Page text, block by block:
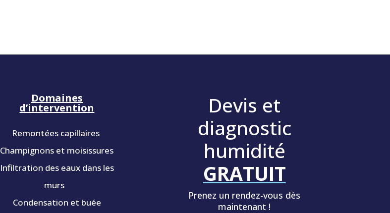
Domaines
d’intervention
Remontées capillaires
Champignons et moisissures
Infiltration des eaux dans les
murs
Condensation et buée
Devis et
diagnostic
humidité
GRATUIT
Prenez un rendez-vous dès
maintenant !